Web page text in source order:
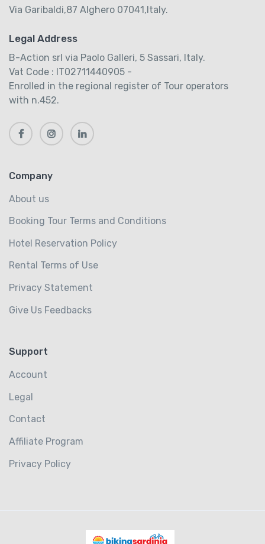
Via Garibaldi,87 Alghero 07041,Italy.
Legal Address
B-Action srl via Paolo Galleri, 5 Sassari, Italy.
Vat Code : IT02711440905 -
Enrolled in the regional register of Tour operators
with n.452.
Company
About us
Booking Tour Terms and Conditions
Hotel Reservation Policy
Rental Terms of Use
Privacy Statement
Give Us Feedbacks
Support
Account
Legal
Contact
Affiliate Program
Privacy Policy